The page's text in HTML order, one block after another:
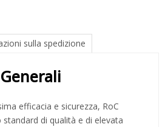
sulla spedizione
efficacia e sicurezza, RoC
di qualità e di elevata